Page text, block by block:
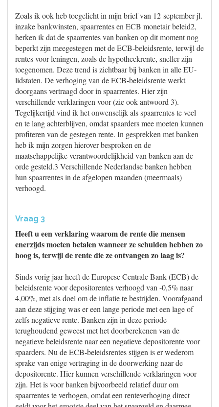
Zoals ik ook heb toegelicht in mijn brief van 12 september jl.
inzake bankwinsten, spaarrentes en ECB monetair beleid2,
herken ik dat de spaarrentes van banken op dit moment nog
beperkt zijn meegestegen met de ECB-beleidsrente, terwijl de
rentes voor leningen, zoals de hypotheekrente, sneller zijn
toegenomen. Deze trend is zichtbaar bij banken in alle EU-
lidstaten. De verhoging van de ECB-beleidsrente werkt
doorgaans vertraagd door in spaarrentes. Hier zijn
verschillende verklaringen voor (zie ook antwoord 3).
Tegelijkertijd vind ik het onwenselijk als spaarrentes te veel
en te lang achterblijven, omdat spaarders mee moeten kunnen
profiteren van de gestegen rente. In gesprekken met banken
heb ik mijn zorgen hierover besproken en de
maatschappelijke verantwoordelijkheid van banken aan de
orde gesteld.3 Verschillende Nederlandse banken hebben
hun spaarrentes in de afgelopen maanden (meermaals)
verhoogd.
Vraag 3
Heeft u een verklaring waarom de rente die mensen
enerzijds moeten betalen wanneer ze schulden hebben zo
hoog is, terwijl de rente die ze ontvangen zo laag is?
Sinds vorig jaar heeft de Europese Centrale Bank (ECB) de
beleidsrente voor depositorentes verhoogd van -0,5% naar
4,00%, met als doel om de inflatie te bestrijden. Voorafgaand
aan deze stijging was er een lange periode met een lage of
zelfs negatieve rente. Banken zijn in deze periode
terughoudend geweest met het doorberekenen van de
negatieve beleidsrente naar een negatieve depositorente voor
spaarders. Nu de ECB-beleidsrentes stijgen is er wederom
sprake van enige vertraging in de doorwerking naar de
depositorente. Hier kunnen verschillende verklaringen voor
zijn. Het is voor banken bijvoorbeeld relatief duur om
spaarrentes te verhogen, omdat een renteverhoging direct